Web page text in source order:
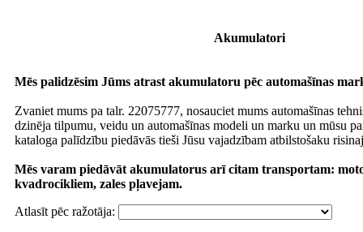
Akumulatori
Mēs palidzēsim Jūms atrast akumulatoru pēc automašīnas
Zvaniet mums pa talr. 22075777, nosauciet mums automašīnas
dzinēja tilpumu, veidu un automašīnas modeli un marku un mūsu
kataloga palīdzību piedāvās tieši Jūsu vajadzībam atbilstošaku
Mēs varam piedāvāt akumulatorus arī citam transportam:
kvadrocikliem, zales pļavejam.
Atlasīt pēc ražotāja: